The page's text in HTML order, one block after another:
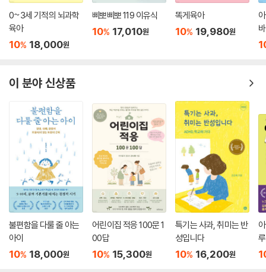
자들은 부모 관계, 형제자매 관계, 친구 관계에서, 부모가 보인 반영적 양
육이 아이에게 어떻게 나타나는지 설명하며, 특별히 아동보호시설에 있던
아이와 아스퍼거증후군 아이와 같이 민감한 상처가 있는 아이와 사회적 상
지 한 장을 할애해 소개한다. 이 책은 반영적 양육이라는 틀을 다양한 사례
지를 확실하게 안내해 준다.
부모 됨에 대한 정보와 풍부한 읽을거리를 찾는 부모뿐 아니라, 부모 자녀
관계에서 일어나는 역동을 다루는, 아동·청소년·가족을 만나는 임상심리
학자에게도 이 책은 중요한 자료가 될 것이다.
0~3세 기적의 뇌과학
육아
10% 18,000원
삐뽀삐뽀 119 이유식
10% 17,010원
똑게육아
10% 19,980원
이 분야 신상품
불편함을 다룰 줄 아는
아이
10% 18,000원
어린이집 적응 100문 1
00답
10% 15,300원
특기는 사과, 취미는 반
성입니다
10% 16,200원